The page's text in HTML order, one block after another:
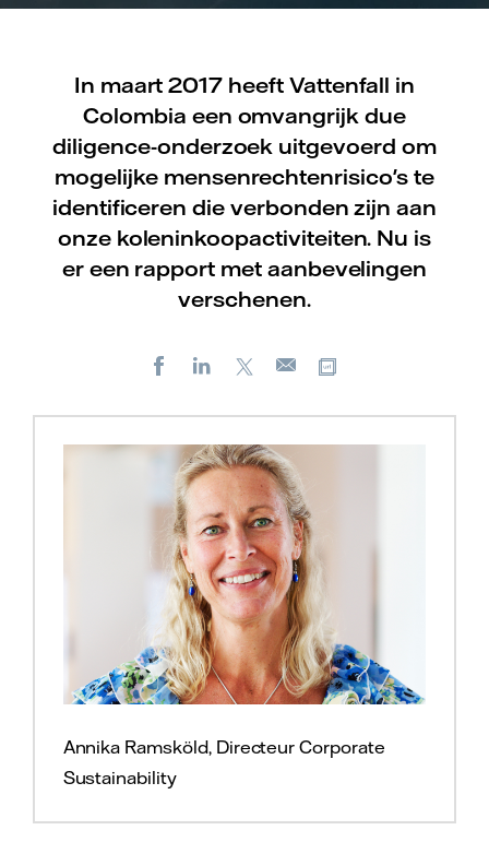
In maart 2017 heeft Vattenfall in
Colombia een omvangrijk due
diligence-onderzoek uitgevoerd om
mogelijke mensenrechtenrisico's te
identificeren die verbonden zijn aan
onze koleninkoopactiviteiten. Nu is
er een rapport met aanbevelingen
verschenen.
FacebookLinkedIn
E-
Annika Ramsköld, Directeur Corporate
Sustainability